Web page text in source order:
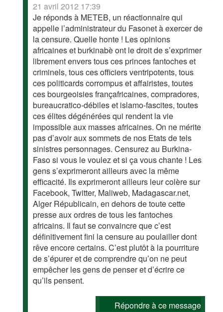
21 avril 2012 17:39
Je réponds à METEB, un réactionnaire qui
appelle l’administrateur du Fasonet à exercer de
la censure. Quelle honte ! Les opinions
africaines et burkinabè ont le droit de s’exprimer
librement envers tous ces princes fantoches et
criminels, tous ces officiers ventripotents, tous
ces politicards corrompus et affairistes, toutes
ces bourgeoisies françafricaines, compradores,
bureaucratico-débiles et islamo-fascites, toutes
ces élites dégénérées qui rendent la vie
impossible aux masses africaines. On ne mérite
pas d’avoir aux sommets de nos Etats de tels
sinistres personnages. Censurez au Burkina-
Faso si vous le voulez et si ça vous chante ! Les
gens s’exprimeront ailleurs avec la même
efficacité. Ils exprimeront ailleurs leur colère sur
Facebook, Twitter, Maliweb, Madagascar.net,
Alger Républicain, en dehors de toute cette
presse aux ordres de tous les fantoches
africains. Il faut se convaincre que c’est
définitivement fini la censure au poulailler dont
rêve encore certains. C’est plutôt à la pourriture
de s’épurer et de comprendre qu’on ne peut
empêcher les gens de penser et d’écrire ce
qu’ils pensent.
Répondre à ce message